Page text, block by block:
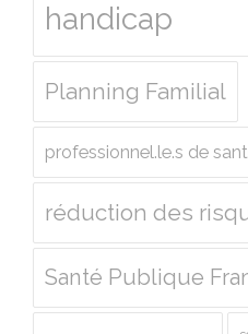
handicap
Planning Familial
professionnel.le.s de
réduction des
Santé Publique